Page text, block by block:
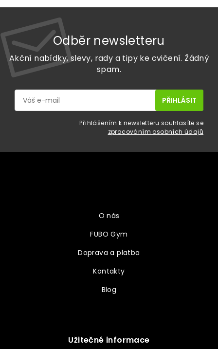
Odběr newsletteru
Akční nabídky, slevy, rady a tipy ke cvičení. Žádný
spam.
Přihlášením k newsletteru souhlasíte se
zpracováním osobních údajů
O nás
FUBO Gym
Doprava a platba
Kontakty
Blog
Užitečné informace